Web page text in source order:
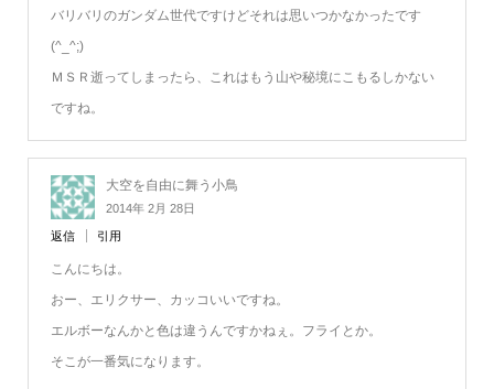
バリバリのガンダム世代ですけどそれは思いつかなかったです
(^_^;)
ＭＳＲ逝ってしまったら、これはもう山や秘境にこもるしかない
ですね。
大空を自由に舞う小鳥
2014年 2月 28日
返信 引用
こんにちは。
おー、エリクサー、カッコいいですね。
エルボーなんかと色は違うんですかねぇ。フライとか。
そこが一番気になります。